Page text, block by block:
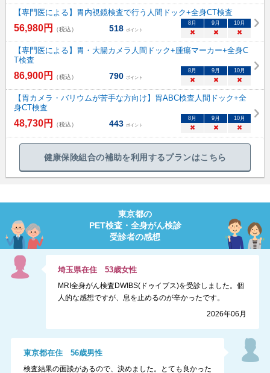
【専門医による】胃内視鏡検査で行う人間ドック+全身CT検査
56,980円 （税込） 518 ポイント
8 月 9 月 10月
× × ×
【専門医による】胃・大腸カメラ人間ドック+腫瘍マーカー+全身C
T検査
86,900円 （税込） 790 ポイント
8 月 9 月 10月
× × ×
【胃カメラ・バリウムが苦手な方向け】胃ABC検査人間ドック+全
身CT検査
48,730円 （税込） 443 ポイント
8 月 9 月 10月
× × ×
健康保険組合の補助を利用するプランはこちら
東京都の
PET検査・全身がん検診
受診者の感想
埼玉県在住53歳女性
MRI全身がん検査DWIBS(ドゥイブス)を受診しました。個
人的な感想ですが、息を止めるのが辛かったです。
2026年06月
東京都在住 56歳男性
検査結果の面談があるので、決めました。とても良かった